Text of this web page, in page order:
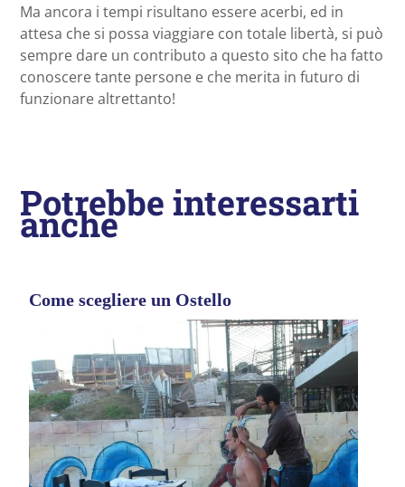
Ma ancora i tempi risultano essere acerbi, ed in
attesa che si possa viaggiare con totale libertà, si può
sempre dare un contributo a questo sito che ha fatto
conoscere tante persone e che merita in futuro di
funzionare altrettanto!
Potrebbe interessarti
anche
Come scegliere un Ostello